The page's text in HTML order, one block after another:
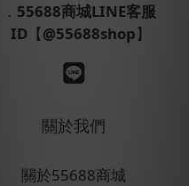
． 55688商城LINE客服
ID 【@55688shop】
關於我們
關於55688商城